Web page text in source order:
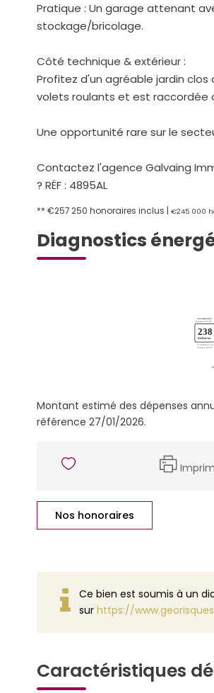
Pratique : Un garage attenant
stockage/bricolage.
Côté technique & extérieur :
Profitez d'un agréable jardin clos
volets roulants et est
Une opportunité rare sur le
Contactez l'agence Galvaing
? RÉF : 4895AL
** €257 250 honoraires inclus | €245 000
Diagnostics
Montant estimé des dépenses
référence 27/01/2026.
Nos honoraires
Ce bien est soumis à un
sur https://
Caractéristiques